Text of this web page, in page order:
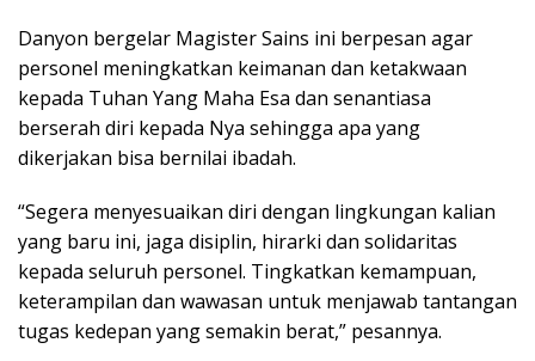
Danyon bergelar Magister Sains ini berpesan agar
personel meningkatkan keimanan dan ketakwaan
kepada Tuhan Yang Maha Esa dan senantiasa
berserah diri kepada Nya sehingga apa yang
dikerjakan bisa bernilai ibadah.
“Segera menyesuaikan diri dengan lingkungan kalian
yang baru ini, jaga disiplin, hirarki dan solidaritas
kepada seluruh personel. Tingkatkan kemampuan,
keterampilan dan wawasan untuk menjawab tantangan
tugas kedepan yang semakin berat,” pesannya.